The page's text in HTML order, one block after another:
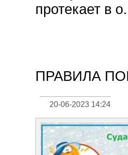
протекает в
ПРАВИЛА
20-06-2023 14:24